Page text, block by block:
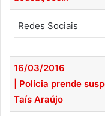
Redes Sociais
16/03/2016
| Polícia prende
Taís Araújo